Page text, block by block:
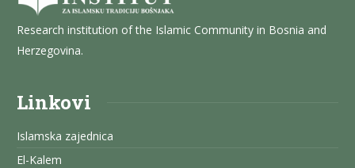
Research institution of the Islamic Community in Bosnia and
Herzegovina.
Linkovi
Islamska zajednica
El-Kalem